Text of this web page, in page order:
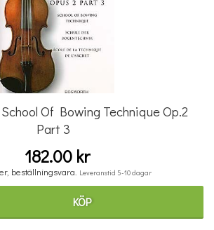
Cello School: Volume 6
171 kr
Of Bowing Technique Op.2
Part 3
182.00 kr
beställningsvara. Leveranstid 5-10 dagar
KÖP